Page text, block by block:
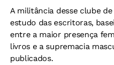
A militância desse clube
estudo das escritoras,
entre a maior presença
livros e a supremacia
publicados.